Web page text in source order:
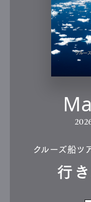
クルーズ船ツ
行